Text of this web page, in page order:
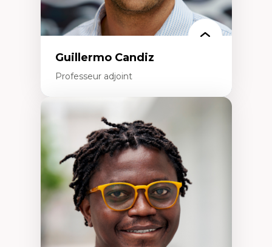
Guillermo Candiz
Professeur adjoint
Expertises
Trajectoires migratoires
Migrations forcées
Études des frontières; Enjeux géopolitiques
des migrations
Politiques migratoires
Réfugiés
Demandeurs d’asile
Migrations irrégulières
Migrations temporaires
Migration et changement climatique
Migration et développement